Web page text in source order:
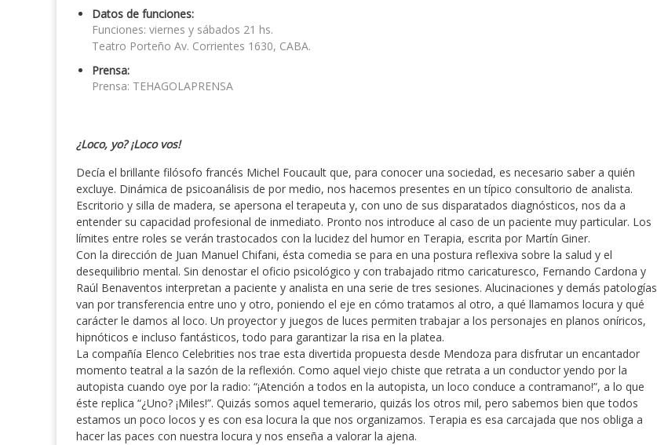
Datos de funciones:
Funciones: viernes y sábados 21 hs.
Teatro Porteño Av. Corrientes 1630, CABA.
Prensa:
Prensa: TEHAGOLAPRENSA
¿Loco, yo? ¡Loco vos!
Decía el brillante filósofo francés Michel Foucault que, para conocer una sociedad, es necesario saber a quién
excluye. Dinámica de psicoanálisis de por medio, nos hacemos presentes en un típico consultorio de analista.
Escritorio y silla de madera, se apersona el terapeuta y, con uno de sus disparatados diagnósticos, nos da a
entender su capacidad profesional de inmediato. Pronto nos introduce al caso de un paciente muy particular. Los
límites entre roles se verán trastocados con la lucidez del humor en Terapia, escrita por Martín Giner.
Con la dirección de Juan Manuel Chifani, ésta comedia se para en una postura reflexiva sobre la salud y el
desequilibrio mental. Sin denostar el oficio psicológico y con trabajado ritmo caricaturesco, Fernando Cardona y
Raúl Benaventos interpretan a paciente y analista en una serie de tres sesiones. Alucinaciones y demás patologías
van por transferencia entre uno y otro, poniendo el eje en cómo tratamos al otro, a qué llamamos locura y qué
carácter le damos al loco. Un proyector y juegos de luces permiten trabajar a los personajes en planos oníricos,
hipnóticos e incluso fantásticos, todo para garantizar la risa en la platea.
La compañía Elenco Celebrities nos trae esta divertida propuesta desde Mendoza para disfrutar un encantador
momento teatral a la sazón de la reflexión. Como aquel viejo chiste que retrata a un conductor yendo por la
autopista cuando oye por la radio: “¡Atención a todos en la autopista, un loco conduce a contramano!”, a lo que
éste replica “¿Uno? ¡Miles!”. Quizás somos aquel temerario, quizás los otros mil, pero sabemos bien que todos
estamos un poco locos y es con esa locura la que nos organizamos. Terapia es esa carcajada que nos obliga a
hacer las paces con nuestra locura y nos enseña a valorar la ajena.